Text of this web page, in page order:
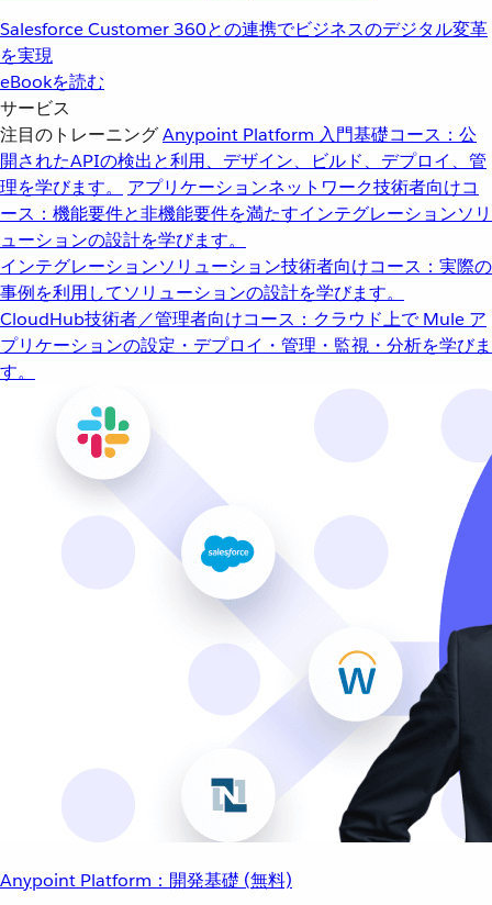
Salesforce Customer 360との連携でビジネスのデジタル変革
を実現
eBookを読む
サービス
注目のトレーニングAnypoint Platform 入門基礎コース：公
開されたAPIの検出と利用、デザイン、ビルド、デプロイ、管
理を学びます。
アプリケーションネットワーク技術者向けコ
ース：機能要件と非機能要件を満たすインテグレーションソリ
ューションの設計を学びます。
インテグレーションソリューション技術者向けコース：実際の
事例を利用してソリューションの設計を学びます。
CloudHub技術者／管理者向けコース：クラウド上で Mule ア
プリケーションの設定・デプロイ・管理・監視・分析を学びま
す。
Anypoint Platform：開発基礎 (無料)